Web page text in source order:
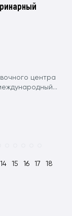
центра
14 15 16 17
18